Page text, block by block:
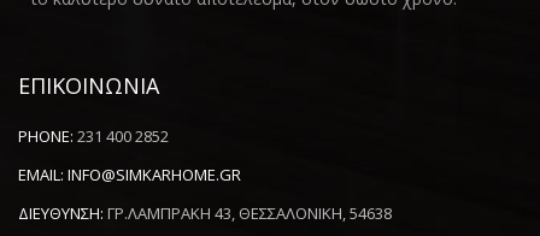
ΕΠΙΚΟΙΝΩΝΙΑ
PHONE: 231 400 2852
EMAIL: INFO@SIMKARHOME.GR
ΔΙΕΥΘΥΝΣΗ: ΓΡ.ΛΑΜΠΡΑΚΗ 43, ΘΕΣΣΑΛΟΝΙΚΗ, 54638